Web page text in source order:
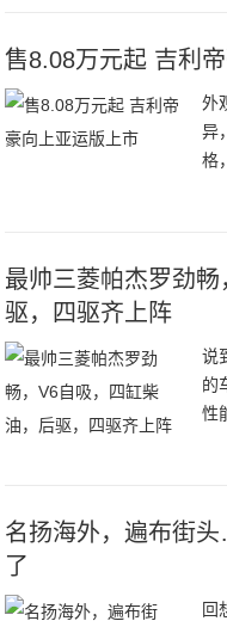
售8.08万元起 吉利
外
异
格
最帅三菱帕杰罗劲
驱，四驱齐上阵
说
的
性
名扬海外，遍布街
了
回